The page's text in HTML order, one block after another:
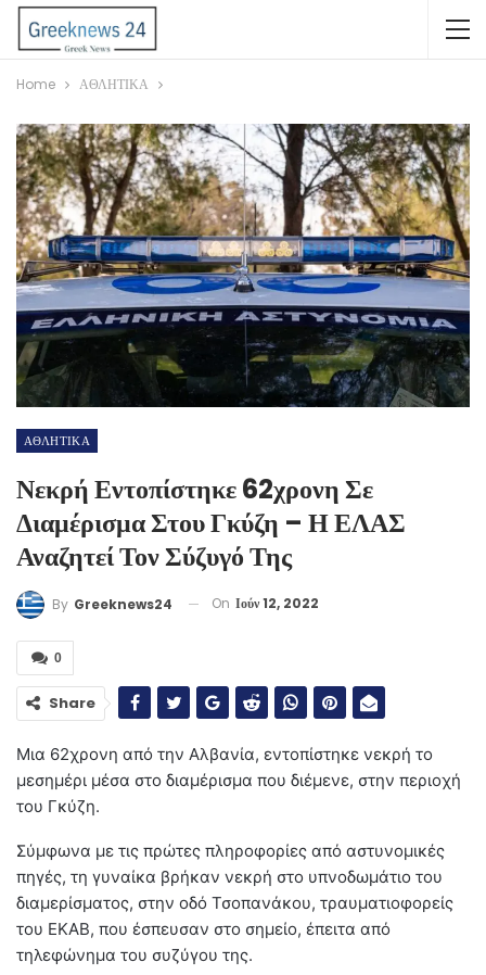
Home ΑΘΛΗΤΙΚΑ
ΑΘΛΗΤΙΚΑ
Νεκρή Εντοπίστηκε 62χρονη Σε
Διαμέρισμα Στου Γκύζη – Η ΕΛΑΣ
Αναζητεί Τον Σύζυγό Της
By Greeknews24 On Ιούν 12, 2022
0
Share
Μια 62χρονη από την Αλβανία, εντοπίστηκε νεκρή το
μεσημέρι μέσα στο διαμέρισμα που διέμενε, στην περιοχή
του Γκύζη.
Σύμφωνα με τις πρώτες πληροφορίες από αστυνομικές
πηγές, τη γυναίκα βρήκαν νεκρή στο υπνοδωμάτιο του
διαμερίσματος, στην οδό Τσοπανάκου, τραυματιοφορείς
του ΕΚΑΒ, που έσπευσαν στο σημείο, έπειτα από
τηλεφώνημα του συζύγου της.